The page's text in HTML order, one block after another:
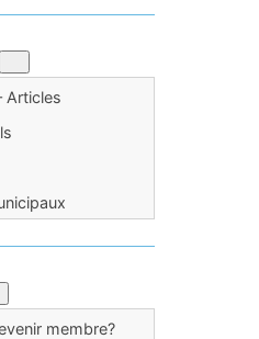
Articles
membre?